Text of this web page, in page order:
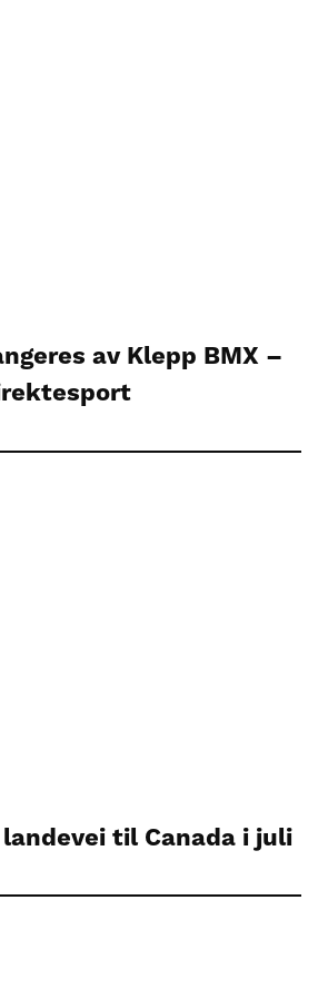
av Klepp BMX –
til Canada i juli